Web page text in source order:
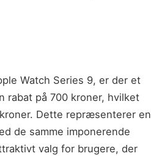
Watch Series 9, er der et
rabat på 700 kroner, hvilket
Dette repræsenterer en
de samme imponerende
valg for brugere, der